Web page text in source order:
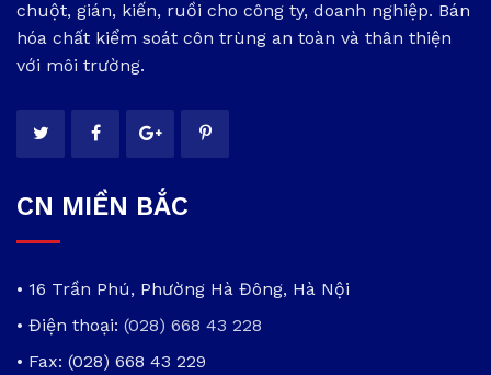
chuột, gián, kiến, ruồi cho công ty, doanh nghiệp. Bán
hóa chất kiểm soát côn trùng an toàn và thân thiện
với môi trường.
CN MIỀN BẮC
• 16 Trần Phú, Phường Hà Đông, Hà Nội
• Điện thoại: (028) 668 43 228
• Fax: (028) 668 43 229